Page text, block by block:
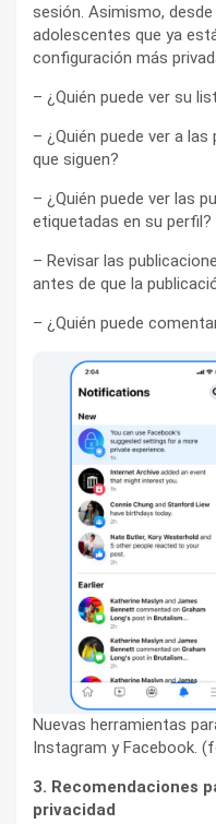
sesión. Asimismo,
adolescentes que ya
configuración más
– ¿Quién puede ver su
– ¿Quién puede ver a
que siguen?
– ¿Quién puede ver las
etiquetadas en su perfil?
– Revisar las
antes de que la
– ¿Quién puede
Nuevas herramientas
Instagram y Facebook.
3. Recomendaciones
privacidad